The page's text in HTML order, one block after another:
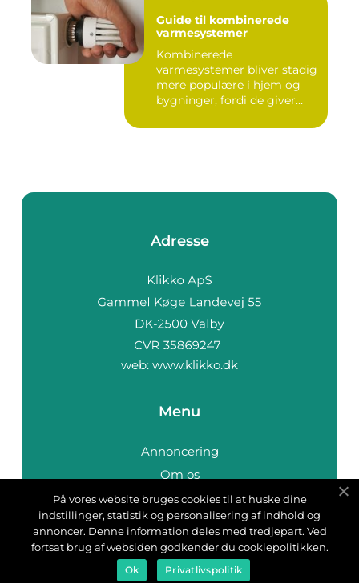
Guide til kombinerede
varmesystemer
Kombinerede
varmesystemer bliver stadig
mere populære i hjem og
bygninger, fordi de giver
Adresse
web: www.klikko.dk
Menu
Annoncering
Om os
Cookies
Kontakt os
Sitemap
På vores website bruges cookies til at huske dine
indstillinger, statistik og personalisering af indhold og
annoncer. Denne information deles med tredjepart. Ved
fortsat brug af websiden godkender du cookiepolitikken.
Ok Privatlivspolitik